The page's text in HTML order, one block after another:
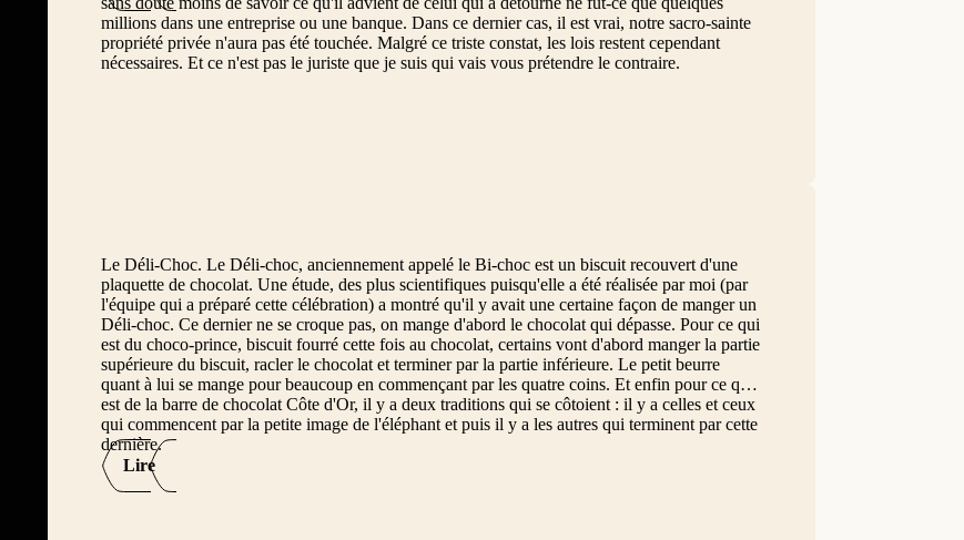
18ème dimanche
19ème dimanche
24ème dimanche
25ème dimanche
26ème dimanche
27ème dimanche
28ème dimanche
29ème dimanche
millions dans une entreprise ou une banque. Dans ce dernier cas, il est vrai, notre sacro-sainte
propriété privée n'aura pas été touchée. Malgré ce triste constat, les lois restent cependant
nécessaires. Et ce n'est pas le juriste que je suis qui vais vous prétendre le contraire.
Le Déli-Choc. Le Déli-choc, anciennement appelé le Bi-choc est un biscuit recouvert d'une
plaquette de chocolat. Une étude, des plus scientifiques puisqu'elle a été réalisée par moi (par
l'équipe qui a préparé cette célébration) a montré qu'il y avait une certaine façon de manger un
Déli-choc. Ce dernier ne se croque pas, on mange d'abord le chocolat qui dépasse. Pour ce qui
est du choco-prince, biscuit fourré cette fois au chocolat, certains vont d'abord manger la partie
supérieure du biscuit, racler le chocolat et terminer par la partie inférieure. Le petit beurre
quant à lui se mange pour beaucoup en commençant par les quatre coins. Et enfin pour ce qui
est de la barre de chocolat Côte d'Or, il y a deux traditions qui se côtoient : il y a celles et ceux
qui commencent par la petite image de l'éléphant et puis il y a les autres qui terminent par cette
dernière.
Lire